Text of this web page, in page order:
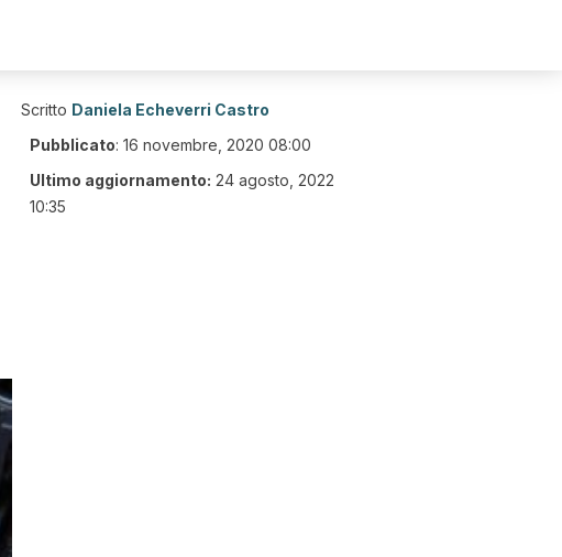
Scritto Daniela Echeverri Castro
Pubblicato: 16 novembre, 2020 08:00
Ultimo aggiornamento: 24 agosto, 2022
10:35